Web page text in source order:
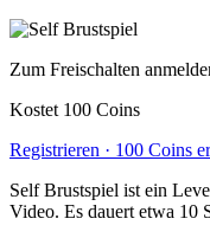
Zum Freischalten
Kostet 100 Coins
Registrieren · 100 Coins
Self Brustspiel ist ein
Video. Es dauert etwa 10